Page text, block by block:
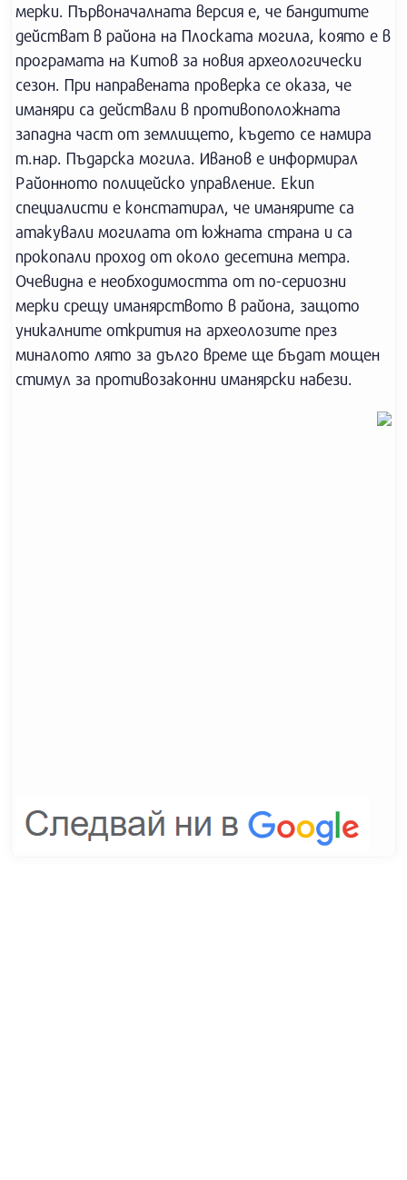
мерки. Първоначалната версия е, че бандитите
действат в района на Плоската могила, която е в
програмата на Китов за новия археологически
сезон. При направената проверка се оказа, че
иманяри са действали в противоположната
западна част от землището, където се намира
т.нар. Пъдарска могила. Иванов е информирал
Районното полицейско управление. Екип
специалисти е констатирал, че иманярите са
атакували могилата от южната страна и са
прокопали проход от около десетина метра.
Очевидна е необходимостта от по-сериозни
мерки срещу иманярството в района, защото
уникалните открития на археолозите през
миналото лято за дълго време ще бъдат мощен
стимул за противозаконни иманярски набези.